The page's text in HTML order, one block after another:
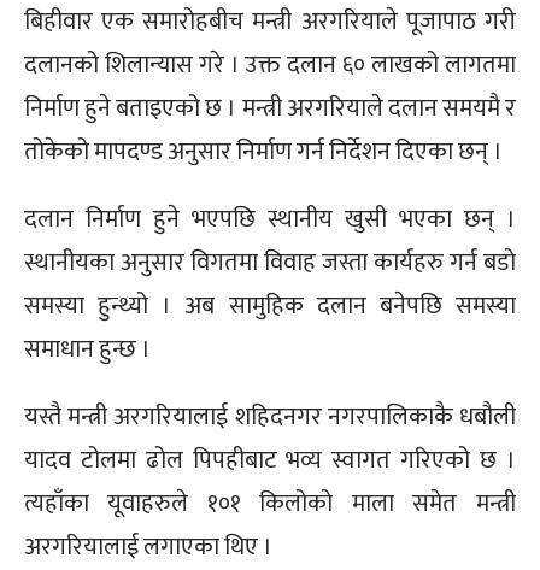
बिहीवार एक समारोहबीच मन्त्री अरगरियाले पूजापाठ गरी
दलानको शिलान्यास गरे । उक्त दलान ६० लाखको लागतमा
निर्माण हुने बताइएको छ । मन्त्री अरगरियाले दलान समयमै र
तोकेको मापदण्ड अनुसार निर्माण गर्न निर्देशन दिएका छन् ।
दलान निर्माण हुने भएपछि स्थानीय खुसी भएका छन् ।
स्थानीयका अनुसार विगतमा विवाह जस्ता कार्यहरु गर्न बडो
समस्या हुन्थ्यो । अब सामुहिक दलान बनेपछि समस्या
समाधान हुन्छ ।
यस्तै मन्त्री अरगरियालाई शहिदनगर नगरपालिकाकै धबौली
यादव टोलमा ढोल पिपहीबाट भव्य स्वागत गरिएको छ ।
त्यहाँका यूवाहरुले १०१ किलोको माला समेत मन्त्री
अरगरियालाई लगाएका थिए ।